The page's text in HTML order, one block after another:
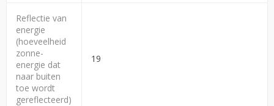
Reflectie van
energie
(hoeveelheid
zonne-
energie dat
naar buiten
toe wordt
gereflecteerd)
19